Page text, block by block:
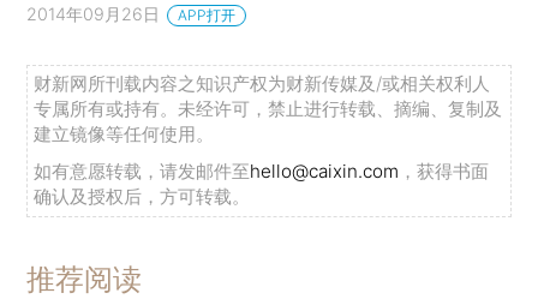
2014年09月26日 APP打开
财新网所刊载内容之知识产权为财新传媒及/或相关权利人
专属所有或持有。未经许可，禁止进行转载、摘编、复制及
建立镜像等任何使用。
如有意愿转载，请发邮件至hello@caixin.com ，获得书面
确认及授权后，方可转载。
推荐阅读